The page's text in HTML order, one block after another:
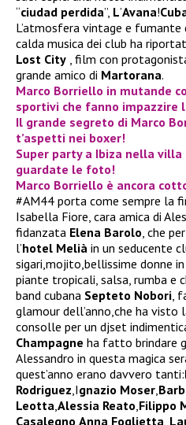
“ciudad perdida”, L’Avana!
L’atmosfera vintage e fumante
calda musica dei club ha
Lost City , film con
grande amico di Martorana.
Marco Borriello in mutande
sportivi che fanno impazzire
Il grande segreto di Marco
t’aspetti nei boxer!
Super party a Ibiza nella
guardate le foto!
Marco Borriello è ancora
#AM44 porta come sempre la
Isabella Fiore, cara amica di
fidanzata Elena Barolo, che
l’hotel Melià in un seducente
sigari,mojito,bellissime donne
piante tropicali, salsa, rumba e
band cubana Septeto Nobori,
glamour dell’anno,che ha visto
consolle per un djset
Champagne ha fatto brindare
Alessandro in questa magica
quest’anno erano davvero tanti:
Rodriguez,Ignazio Moser,
Leotta,Alessia Reato,Filippo
Casalegno,Anna Foglietta,